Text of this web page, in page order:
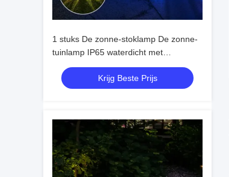
1 stuks De zonne-stoklamp De zonne-
tuinlamp IP65 waterdicht met
monokristallijn zonnepaneel
Krijg Beste Prijs